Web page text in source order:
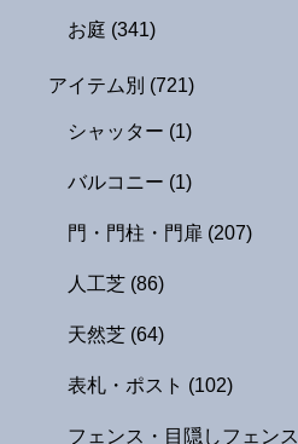
お庭 (341)
アイテム別 (721)
シャッター (1)
バルコニー (1)
門・門柱・門扉 (207)
人工芝 (86)
天然芝 (64)
表札・ポスト (102)
フェンス・目隠しフェンス